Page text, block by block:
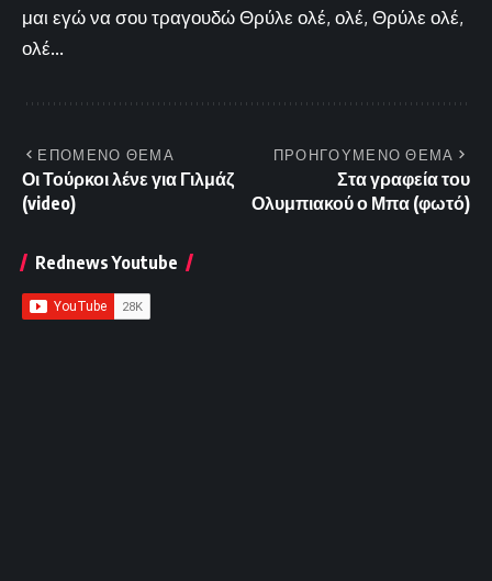
μαι εγώ να σου τραγουδώ Θρύλε ολέ, ολέ, Θρύλε ολέ,
ολέ...
ΕΠΟΜΕΝΟ ΘΕΜΑ
Οι Τούρκοι λένε για Γιλμάζ
(video)
ΠΡΟΗΓΟΥΜΕΝΟ ΘΕΜΑ
Στα γραφεία του
Ολυμπιακού ο Μπα (φωτό)
Rednews Youtube